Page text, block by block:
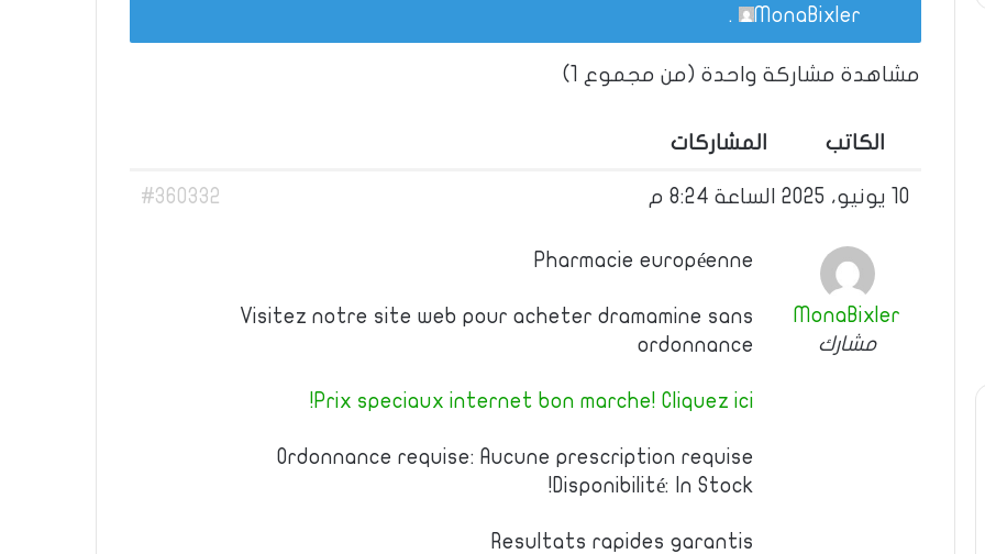
MonaBixler
.
مشاهدة مشاركة واحدة (من مجموع 1)
الكاتب المشاركات
10 يونيو، 2025 الساعة 8:24 م #360332
MonaBixler
مشارك
Pharmacie européenne
Visitez notre site web pour acheter dramamine sans
ordonnance
Prix speciaux internet bon marche! Cliquez ici!
Ordonnance requise: Aucune prescription requise
Disponibilité: In Stock!
Resultats rapides garantis